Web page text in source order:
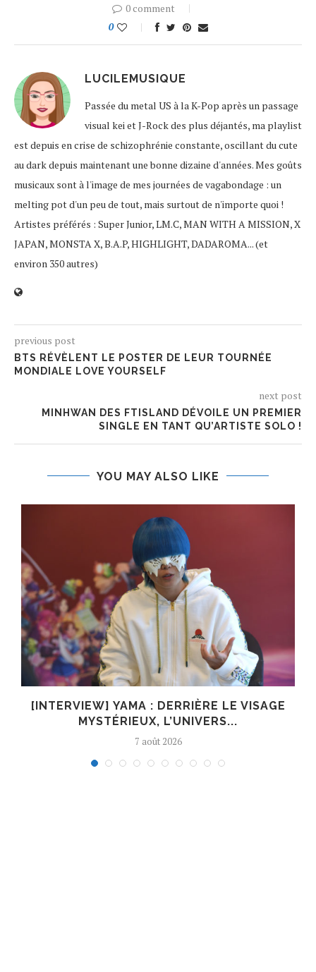
0 comment
0
LUCILEMUSIQUE
Passée du metal US à la K-Pop après un passage
visual kei et J-Rock des plus déjantés, ma playlist
est depuis en crise de schizophrénie constante, oscillant du cute
au dark depuis maintenant une bonne dizaine d'années. Mes goûts
musicaux sont à l'image de mes journées de vagabondage : un
melting pot d'un peu de tout, mais surtout de n'importe quoi !
Artistes préférés : Super Junior, LM.C, MAN WITH A MISSION, X
JAPAN, MONSTA X, B.A.P, HIGHLIGHT, DADAROMA... (et
environ 350 autres)
previous post
BTS RÉVÈLENT LE POSTER DE LEUR TOURNÉE
MONDIALE LOVE YOURSELF
next post
MINHWAN DES FTISLAND DÉVOILE UN PREMIER
SINGLE EN TANT QU’ARTISTE SOLO !
YOU MAY ALSO LIKE
[INTERVIEW] YAMA : DERRIÈRE LE VISAGE
MYSTÉRIEUX, L’UNIVERS...
7 août 2026